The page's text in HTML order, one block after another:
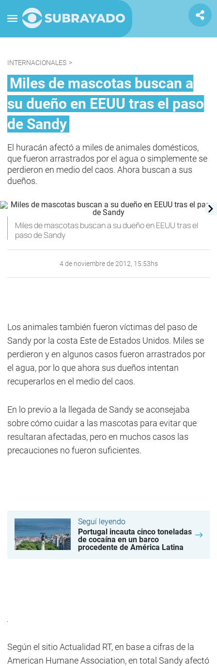
INTERNACIONALES >
Miles de mascotas buscan a
su dueño en EEUU tras el paso
de Sandy
El huracán afectó a miles de animales domésticos,
que fueron arrastrados por el agua o simplemente se
perdieron en medio del caos. Ahora buscan a sus
dueños.
Miles de mascotas buscan a su dueño en EEUU tras el
paso de Sandy
4 de noviembre de 2012, 15:53hs
Los animales también fueron víctimas del paso de
Sandy por la costa Este de Estados Unidos. Miles se
perdieron y en algunos casos fueron arrastrados por
el agua, por lo que ahora sus dueños intentan
recuperarlos en el medio del caos.
En lo previo a la llegada de Sandy se aconsejaba
sobre cómo cuidar a las mascotas para evitar que
resultaran afectadas, pero en muchos casos las
precauciones no fueron suficientes.
Seguí leyendo
Portugal incauta cinco toneladas
de cocaína en un barco
procedente de América Latina
Según el sitio Actualidad RT, en base a cifras de la
American Humane Association, en total Sandy afectó